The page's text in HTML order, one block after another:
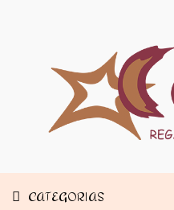
CATEGORIAS
Decoración
Estancias